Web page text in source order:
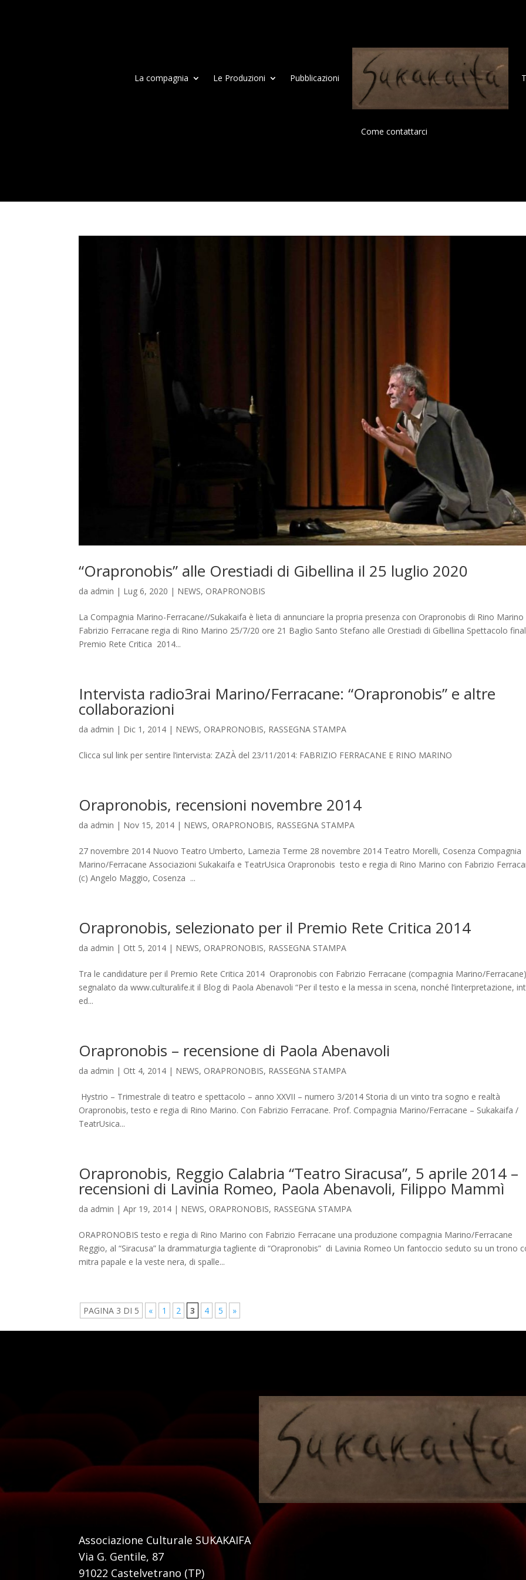
La compagnia Le Produzioni Pubblicazioni
Come contattarci
“Orapronobis” alle Orestiadi di Gibellina il 25 luglio 2020
da admin | Lug 6, 2020 | NEWS, ORAPRONOBIS
La Compagnia Marino-Ferracane//Sukakaifa è lieta di annunciare la propria presenza con Orapronobis di Rino Marino
Fabrizio Ferracane regia di Rino Marino 25/7/20 ore 21 Baglio Santo Stefano alle Orestiadi di Gibellina Spettacolo
Premio Rete Critica 2014...
Intervista radio3rai Marino/Ferracane: “Orapronobis” e altre
collaborazioni
da admin | Dic 1, 2014 | NEWS, ORAPRONOBIS, RASSEGNA STAMPA
Clicca sul link per sentire l’intervista: ZAZÀ del 23/11/2014: FABRIZIO FERRACANE E RINO MARINO
Orapronobis, recensioni novembre 2014
da admin | Nov 15, 2014 | NEWS, ORAPRONOBIS, RASSEGNA STAMPA
27 novembre 2014 Nuovo Teatro Umberto, Lamezia Terme 28 novembre 2014 Teatro Morelli, Cosenza Compagnia
Marino/Ferracane Associazioni Sukakaifa e TeatrUsica Orapronobis testo e regia di Rino Marino con Fabrizio
(c) Angelo Maggio, Cosenza ...
Orapronobis, selezionato per il Premio Rete Critica 2014
da admin | Ott 5, 2014 | NEWS, ORAPRONOBIS, RASSEGNA STAMPA
Tra le candidature per il Premio Rete Critica 2014 Orapronobis con Fabrizio Ferracane (compagnia Marino/Ferracane)
segnalato da www.culturalife.it il Blog di Paola Abenavoli “Per il testo e la messa in scena, nonché l’interpretazione,
ed...
Orapronobis – recensione di Paola Abenavoli
da admin | Ott 4, 2014 | NEWS, ORAPRONOBIS, RASSEGNA STAMPA
Hystrio – Trimestrale di teatro e spettacolo – anno XXVII – numero 3/2014 Storia di un vinto tra sogno e realtà
Orapronobis, testo e regia di Rino Marino. Con Fabrizio Ferracane. Prof. Compagnia Marino/Ferracane – Sukakaifa /
TeatrUsica...
Orapronobis, Reggio Calabria “Teatro Siracusa”, 5 aprile 2014 –
recensioni di Lavinia Romeo, Paola Abenavoli, Filippo Mammì
da admin |Apr 19, 2014 | NEWS, ORAPRONOBIS, RASSEGNA STAMPA
ORAPRONOBIS testo e regia di Rino Marino con Fabrizio Ferracane una produzione compagnia Marino/Ferracane
Reggio, al “Siracusa” la drammaturgia tagliente di “Orapronobis” di Lavinia Romeo Un fantoccio seduto su un trono
mitra papale e la veste nera, di spalle...
PAGINA 3 DI 5 « 1 2 3 4 5 »
Associazione Culturale SUKAKAIFA
Via G. Gentile, 87
91022 Castelvetrano (TP)